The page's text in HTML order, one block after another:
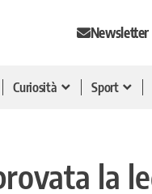
Newsletter
Curiosità Sport
la